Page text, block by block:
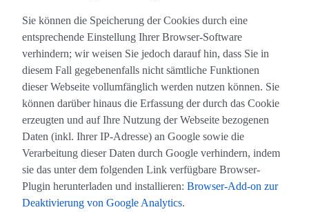
Sie können die Speicherung der Cookies durch eine
entsprechende Einstellung Ihrer Browser-Software
verhindern; wir weisen Sie jedoch darauf hin, dass Sie in
diesem Fall gegebenenfalls nicht sämtliche Funktionen
dieser Webseite vollumfänglich werden nutzen können. Sie
können darüber hinaus die Erfassung der durch das Cookie
erzeugten und auf Ihre Nutzung der Webseite bezogenen
Daten (inkl. Ihrer IP-Adresse) an Google sowie die
Verarbeitung dieser Daten durch Google verhindern, indem
sie das unter dem folgenden Link verfügbare Browser-
Plugin herunterladen und installieren: Browser-Add-on zur
Deaktivierung von Google Analytics.